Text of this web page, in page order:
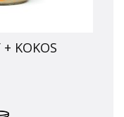
+ KOKOS